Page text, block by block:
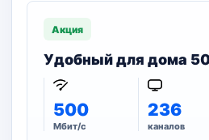
Акция
Удобный для дома
500
Мбит/с
236
каналов